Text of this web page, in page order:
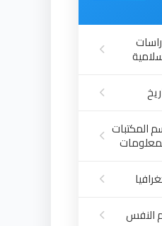
المكتبات
النفس